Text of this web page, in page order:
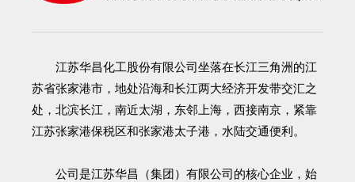
江苏华昌化工股份有限公司坐落在长江三角洲的江
苏省张家港市，地处沿海和长江两大经济开发带交汇之
处，北滨长江，南近太湖，东邻上海，西接南京，紧靠
江苏张家港保税区和张家港太子港，水陆交通便利。
公司是江苏华昌（集团）有限公司的核心企业，始